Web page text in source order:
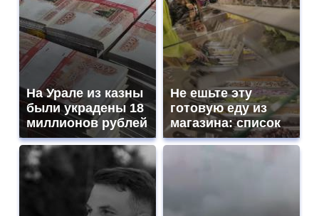
На Урале из казны
были украдены 18
миллионов рублей
Не ешьте эту
готовую еду из
магазина: список